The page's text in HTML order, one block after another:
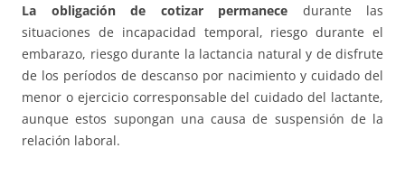
La obligación de cotizar permanece durante las
situaciones de incapacidad temporal, riesgo durante el
embarazo, riesgo durante la lactancia natural y de disfrute
de los períodos de descanso por nacimiento y cuidado del
menor o ejercicio corresponsable del cuidado del lactante,
aunque estos supongan una causa de suspensión de la
relación laboral.